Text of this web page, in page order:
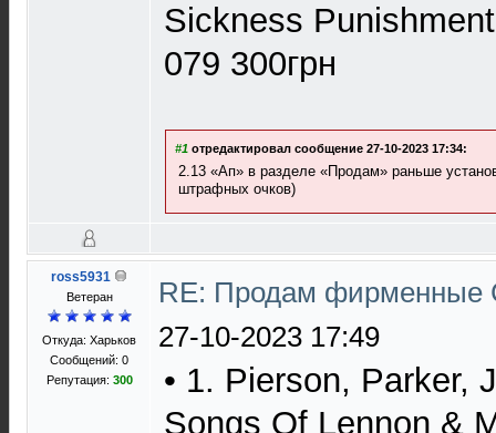
Sickness
079 300грн
#1 отредактировал сообщение 27-10-2023 17:34:
2.13 «Ап» в разделе «Продам» раньше
штрафных очков)
ross5931
Ветеран
Откуда: Харьков
Сообщений: 0
Репутация: 300
RE: Продам фирменные
27-10-2023 17:49
• 1. Pierson, Parker,
Songs Of Lennon &